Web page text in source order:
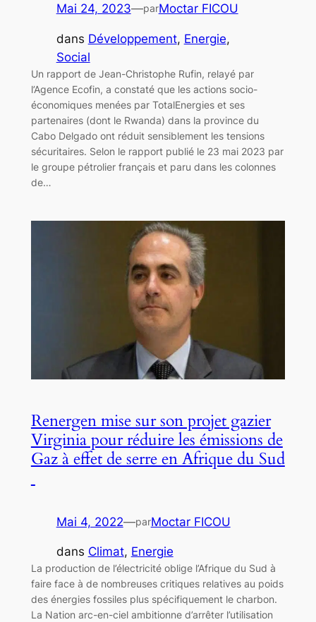
Mai 24, 2023—parMoctar FICOU
dans Développement, Energie
Social
Un rapport de Jean-Christophe Rufin, relayé par
l’Agence Ecofin, a constaté que les actions socio-
économiques menées par TotalEnergies et ses
partenaires (dont le Rwanda) dans la province du
Cabo Delgado ont réduit sensiblement les tensions
sécuritaires. Selon le rapport publié le 23 mai 2023 par
le groupe pétrolier français et paru dans les colonnes
de…
Renergen mise sur son projet gazier
Virginia pour réduire les émissions de
Gaz à effet de serre en Afrique du Sud
Mai 4, 2022—parMoctar FICOU
dans Climat, Energie
La production de l’électricité oblige l’Afrique du Sud à
faire face à de nombreuses critiques relatives au poids
des énergies fossiles plus spécifiquement le charbon.
La Nation arc-en-ciel ambitionne d’arrêter l’utilisation